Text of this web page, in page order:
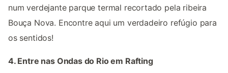
num verdejante parque termal recortado pela ribeira
Bouça Nova. Encontre aqui um verdadeiro refúgio para
os sentidos!
4. Entre nas Ondas do Rio em Rafting